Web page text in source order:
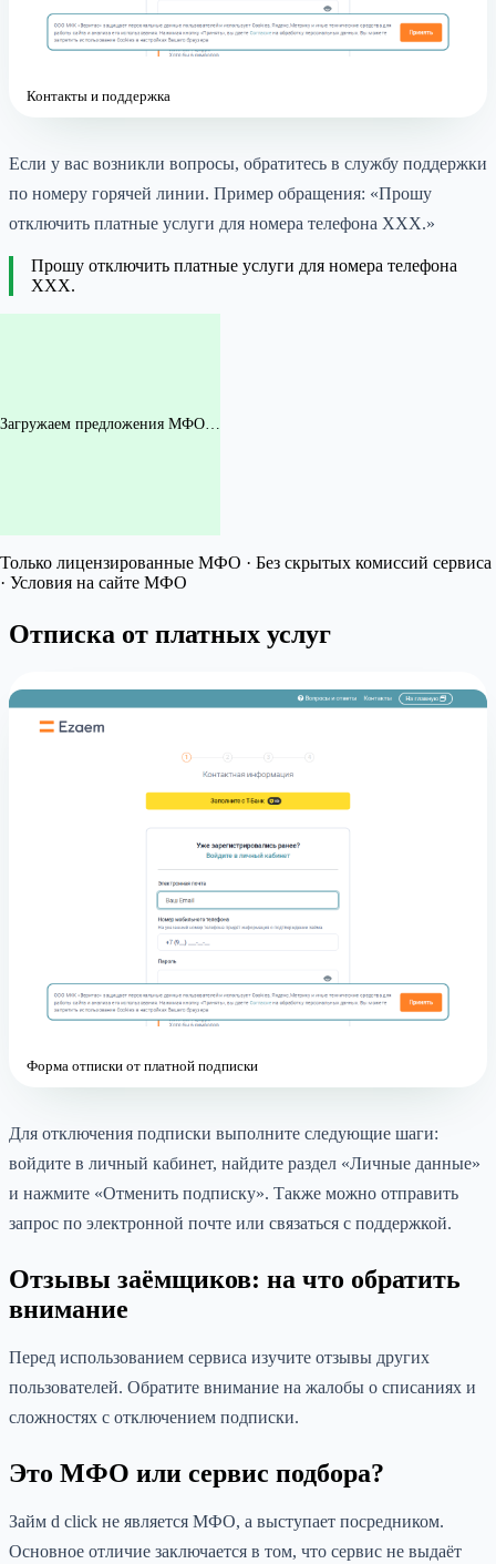
Контакты и поддержка
Если у вас возникли вопросы, обратитесь в службу поддержки
по номеру горячей линии. Пример обращения: «Прошу
отключить платные услуги для номера телефона ХХХ.»
Прошу отключить платные услуги для номера телефона
ХХХ.
Загружаем предложения МФО…
Только лицензированные МФО · Без скрытых комиссий сервиса
· Условия на сайте МФО
Отписка от платных услуг
Форма отписки от платной подписки
Для отключения подписки выполните следующие шаги:
войдите в личный кабинет, найдите раздел «Личные данные»
и нажмите «Отменить подписку». Также можно отправить
запрос по электронной почте или связаться с поддержкой.
Отзывы заёмщиков: на что обратить
внимание
Перед использованием сервиса изучите отзывы других
пользователей. Обратите внимание на жалобы о списаниях и
сложностях с отключением подписки.
Это МФО или сервис подбора?
Займ d click не является МФО, а выступает посредником.
Основное отличие заключается в том, что сервис не выдаёт